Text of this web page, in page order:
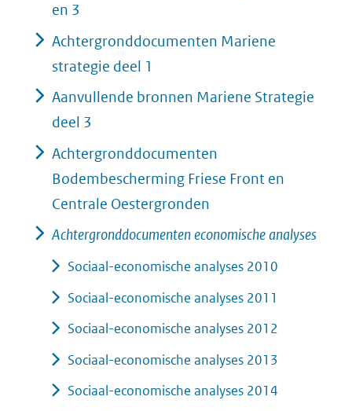
en 3
Achtergronddocumenten Mariene
strategie deel 1
Aanvullende bronnen Mariene Strategie
deel 3
Achtergronddocumenten
Bodembescherming Friese Front en
Centrale Oestergronden
Achtergronddocumenten economische analyses
Sociaal-economische analyses 2010
Sociaal-economische analyses 2011
Sociaal-economische analyses 2012
Sociaal-economische analyses 2013
Sociaal-economische analyses 2014